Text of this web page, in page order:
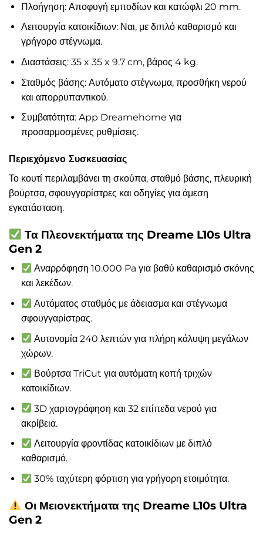
Πλοήγηση: Αποφυγή εμποδίων και κατώφλι 20 mm.
Λειτουργία κατοικίδιων: Ναι, με διπλό καθαρισμό και
γρήγορο στέγνωμα.
Διαστάσεις: 35 x 35 x 9.7 cm, βάρος 4 kg.
Σταθμός βάσης: Αυτόματο στέγνωμα, προσθήκη νερού
και απορρυπαντικού.
Συμβατότητα: App Dreamehome για
προσαρμοσμένες ρυθμίσεις.
Περιεχόμενο Συσκευασίας
Το κουτί περιλαμβάνει τη σκούπα, σταθμό βάσης, πλευρική
βούρτσα, σφουγγαρίστρες και οδηγίες για άμεση
εγκατάσταση.
Τα Πλεονεκτήματα της Dreame L10s Ultra
Gen 2
Αναρρόφηση 10.000 Pa για βαθύ καθαρισμό σκόνης
και λεκέδων.
Αυτόματος σταθμός με άδειασμα και στέγνωμα
σφουγγαρίστρας.
Αυτονομία 240 λεπτών για πλήρη κάλυψη μεγάλων
χώρων.
Βούρτσα TriCut για αυτόματη κοπή τριχών
κατοικίδιων.
3D χαρτογράφηση και 32 επίπεδα νερού για
ακρίβεια.
Λειτουργία φροντίδας κατοικίδιων με διπλό
καθαρισμό.
30% ταχύτερη φόρτιση για γρήγορη ετοιμότητα.
Οι Μειονεκτήματα της Dreame L10s Ultra
Gen 2